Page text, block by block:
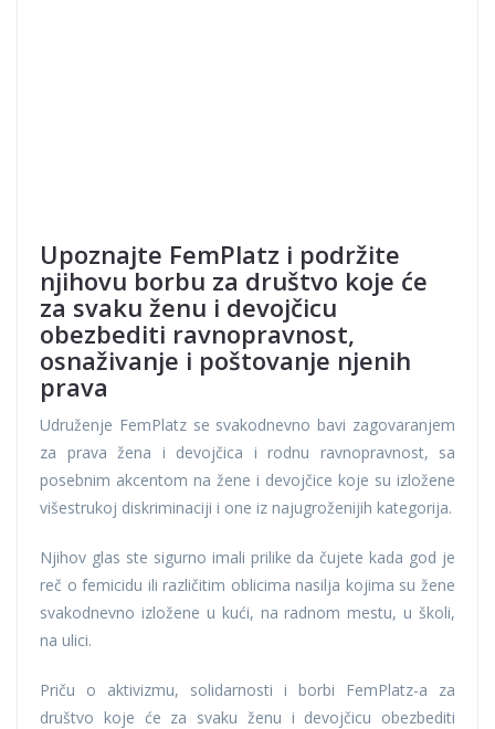
Upoznajte FemPlatz i podržite
njihovu borbu za društvo koje će
za svaku ženu i devojčicu
obezbediti ravnopravnost,
osnaživanje i poštovanje njenih
prava
Udruženje FemPlatz se svakodnevno bavi zagovaranjem
za prava žena i devojčica i rodnu ravnopravnost, sa
posebnim akcentom na žene i devojčice koje su izložene
višestrukoj diskriminaciji i one iz najugroženijih kategorija.
Njihov glas ste sigurno imali prilike da čujete kada god je
reč o femicidu ili različitim oblicima nasilja kojima su žene
svakodnevno izložene u kući, na radnom mestu, u školi,
na ulici.
Priču o aktivizmu, solidarnosti i borbi FemPlatz-a za
društvo koje će za svaku ženu i devojčicu obezbediti